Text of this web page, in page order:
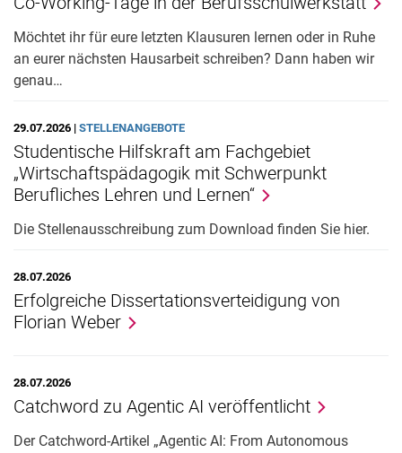
Möchtet ihr für eure letzten Klausuren lernen oder in Ruhe
an eurer nächsten Hausarbeit schreiben? Dann haben wir
genau…
29.07.2026 | STELLENANGEBOTE
Studentische Hilfskraft am Fachgebiet
„Wirtschaftspädagogik mit Schwerpunkt
Berufliches Lehren und Lernen“
Die Stellenausschreibung zum Download finden Sie hier.
28.07.2026
Erfolgreiche Dissertationsverteidigung von
Florian Weber
28.07.2026
Catchword zu Agentic AI veröffentlicht
Der Catchword-Artikel „Agentic AI: From Autonomous